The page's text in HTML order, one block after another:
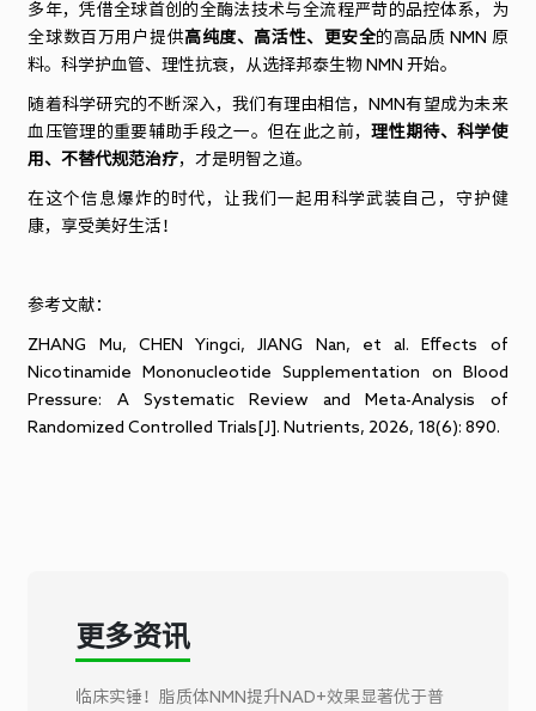
多年，凭借全球首创的全酶法技术与全流程严苛的品控体系，为
全球数百万用户提供高纯度、高活性、更安全的高品质 NMN 原
料。科学护血管、理性抗衰，从选择邦泰生物 NMN开始。
随着科学研究的不断深入，我们有理由相信， NMN有望成为未来
血压管理的重要辅助手段之一。但在此之前，理性期待、科学使
用、不替代规范治疗，才是明智之道。
在这个信息爆炸的时代，让我们一起用科学武装自己，守护健
康，享受美好生活！
参考文献：
ZHANG Mu, CHEN Yingci, JIANG Nan, et al. Effects of
Nicotinamide Mononucleotide Supplementation on Blood
Pressure: A Systematic Review and Meta-Analysis of
Randomized Controlled Trials[J]. Nutrients, 2026, 18(6): 890.
更多资讯
临床实锤！脂质体NMN提升NAD+效果显著优于普